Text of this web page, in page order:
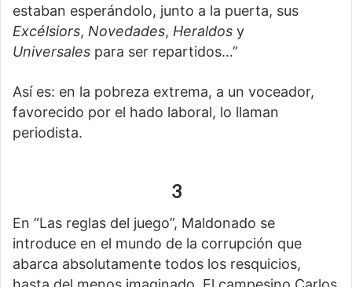
estaban esperándolo, junto a la puerta, sus
Excélsiors, Novedades, Heraldos y
Universales para ser repartidos…”
Así es: en la pobreza extrema, a un voceador,
favorecido por el hado laboral, lo llaman
periodista.
3
En “Las reglas del juego”, Maldonado se
introduce en el mundo de la corrupción que
abarca absolutamente todos los resquicios,